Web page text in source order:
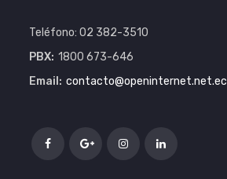
Teléfono: 02 382-3510
PBX: 1800 673-646
Email: contacto@openinternet.net.ec